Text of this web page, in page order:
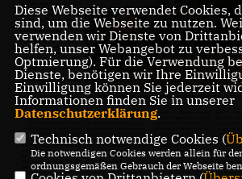
Diese Webseite verwendet Cookies,
sind, um die Webseite zu nutzen.
verwenden wir Dienste von
helfen, unser Webangebot zu
Optmierung). Für die Verwendung
Dienste, benötigen wir Ihre
Einwilligung können Sie jederzeit
Informationen finden Sie in unserer
Datenschutzerklärung.
Technisch notwendige Cookies (
Die notwendigen Cookies werden allein für
ordnungsgemäßen Gebrauch der Webseite